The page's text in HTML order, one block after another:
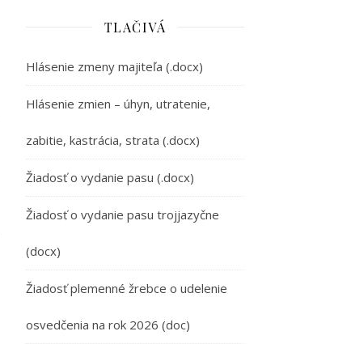
TLAČIVÁ
Hlásenie zmeny majiteľa (.docx)
Hlásenie zmien – úhyn, utratenie,
zabitie, kastrácia, strata (.docx)
Žiadosť o vydanie pasu (.docx)
Žiadosť o vydanie pasu trojjazyčne
(docx)
Žiadosť plemenné žrebce o udelenie
osvedčenia na rok 2026 (doc)